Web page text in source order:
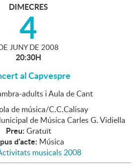
DIMECRES
4
JUNY DE 2008
20:30H
al Capvespre
adults i Aula de Cant
de música/C.C.Calisay
de Música Carles G. Vidiella
Preu: Gratuït
d'acte: Música
musicals 2008